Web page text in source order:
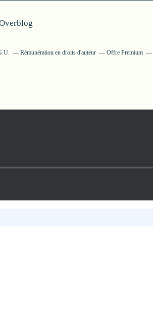
Rémunération en droits d'auteur Offre Premium